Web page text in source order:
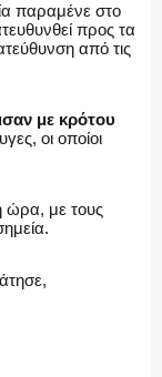
παραμένε στο
προς τα
από τις
με κρότου
οι οποίοι
ώρα, με τους